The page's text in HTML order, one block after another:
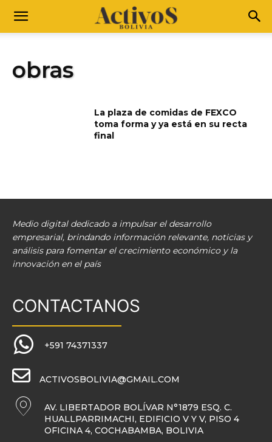
obras
La plaza de comidas de FEXCO
toma forma y ya está en su recta
final
Medio digital dedicado a impulsar el desarrollo
empresarial, brindando información relevante, noticias y
análisis para fomentar el crecimiento económico y la
innovación en el país
CONTACTANOS
+591 74371337
ACTIVOSBOLIVIA@GMAIL.COM
AV. LIBERTADOR BOLÍVAR N°1879 ESQ. C.
HUALLPARRIMACHI, EDIFICIO V Y V, PISO 4
OFICINA 4, COCHABAMBA, BOLIVIA